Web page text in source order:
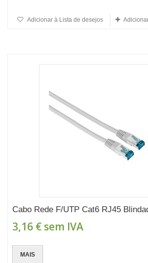
Adicionar à Lista de desejos
Cabo Rede F/UTP Cat6 RJ45
3,16 € sem IVA
MAIS